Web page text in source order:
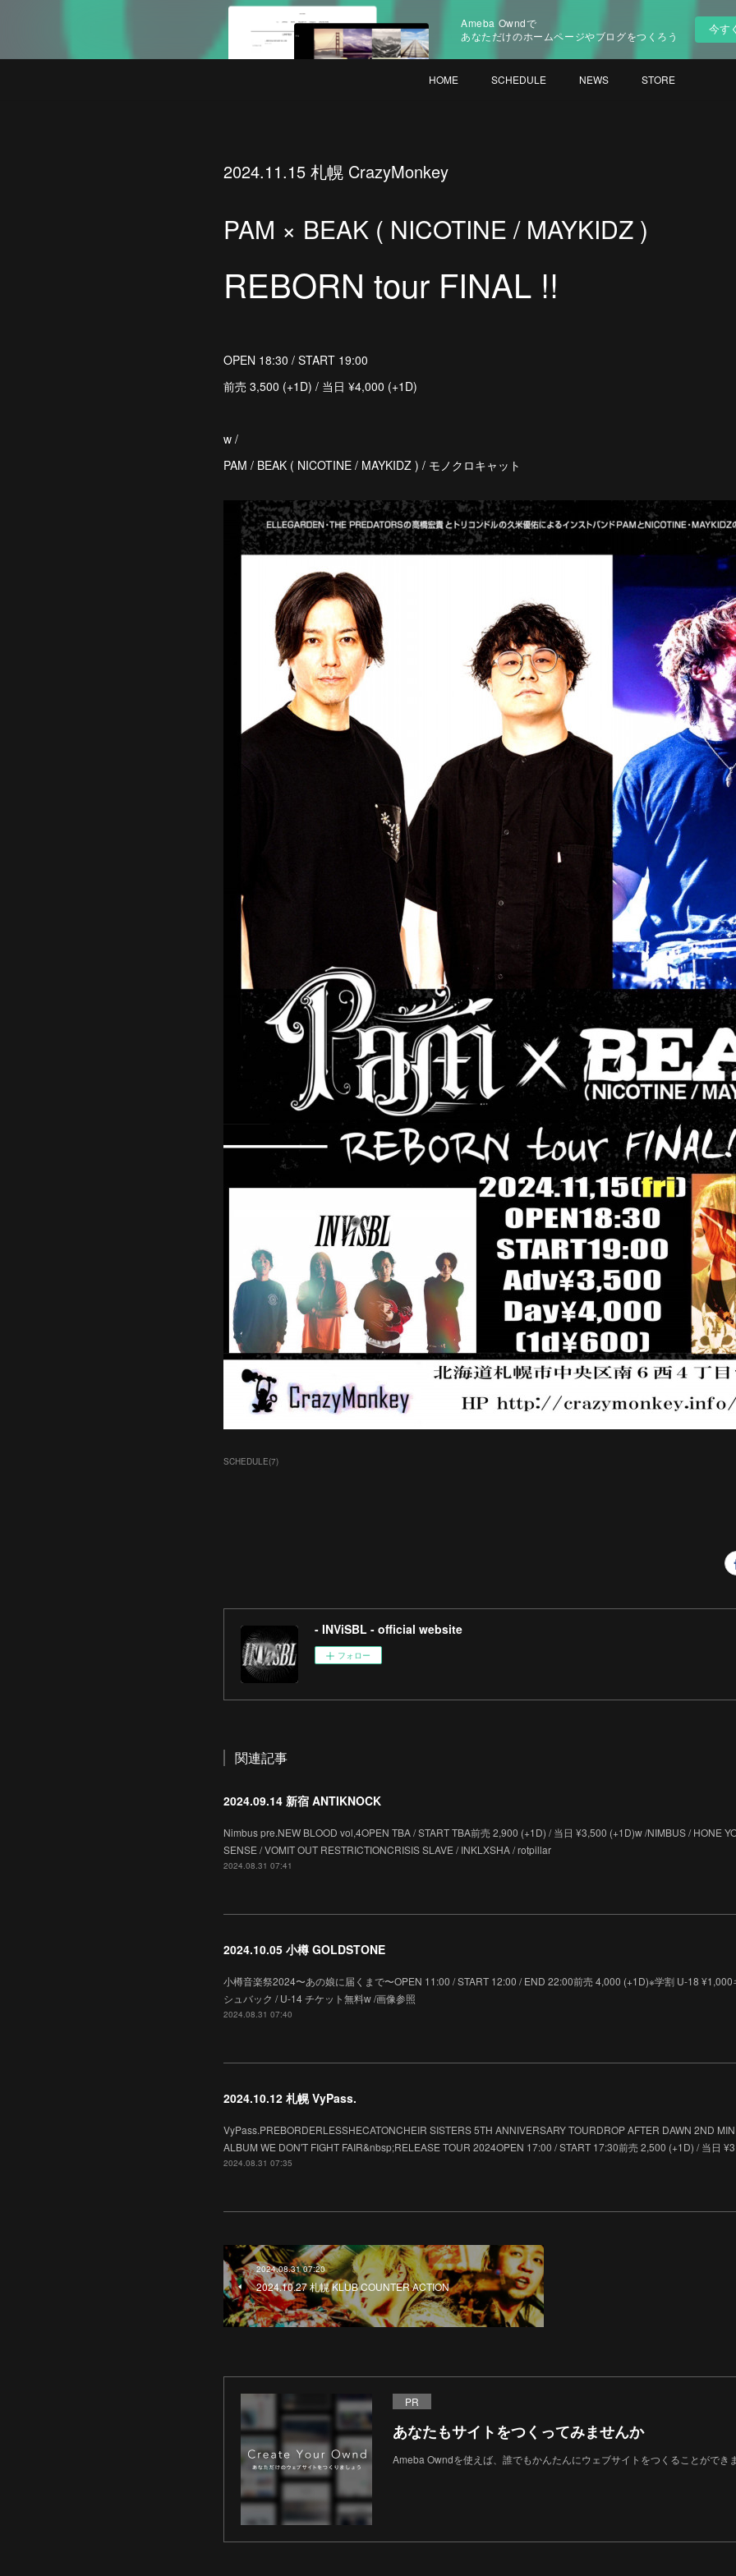
Ameba Owndで
あなただけのホームページやブログをつくろう
今す
HOME SCHEDULE NEWS STORE
2024.11.15 札幌 CrazyMonkey
PAM × BEAK ( NICOTINE / MAYKIDZ )
REBORN tour FINAL !!
OPEN 18:30 / START 19:00
前売 3,500 (+1D) / 当日 ¥4,000 (+1D)
w /
PAM / BEAK ( NICOTINE / MAYKIDZ ) / モノクロキャット
SCHEDULE(7)
- INViSBL - official website
フォロー
関連記事
2024.09.14 新宿 ANTIKNOCK
Nimbus pre.NEW BLOOD vol,4OPEN TBA / START TBA前売 2,900 (+1D) / 当日 ¥3,500 (+1D)w /NIMBUS / HONE
SENSE / VOMIT OUT RESTRICTIONCRISIS SLAVE / INKLXSHA / rotpillar
2024.08.31 07:41
2024.10.05 小樽 GOLDSTONE
小樽音楽祭2024〜あの娘に届くまで〜OPEN 11:00 / START 12:00 / END 22:00前売 4,000 (+1D)※学割 U-18 ¥1,000
シュバック / U-14 チケット無料w /画像参照
2024.08.31 07:40
2024.10.12 札幌 VyPass.
VyPass.PREBORDERLESSHECATONCHEIR SISTERS 5TH ANNIVERSARY TOURDROP AFTER DAWN 2ND
ALBUM WE DON'T FIGHT FAIR&nbsp;RELEASE TOUR 2024OPEN 17:00 / START 17:30前売 2,500 (+1D) / 当日
2024.08.31 07:35
2024.08.31 07:20
2024.10.27 札幌 KLUB COUNTER ACTION
PR
あなたもサイトをつくってみませんか
Ameba Owndを使えば、誰でもかんたんにウェブサイトをつくることができ